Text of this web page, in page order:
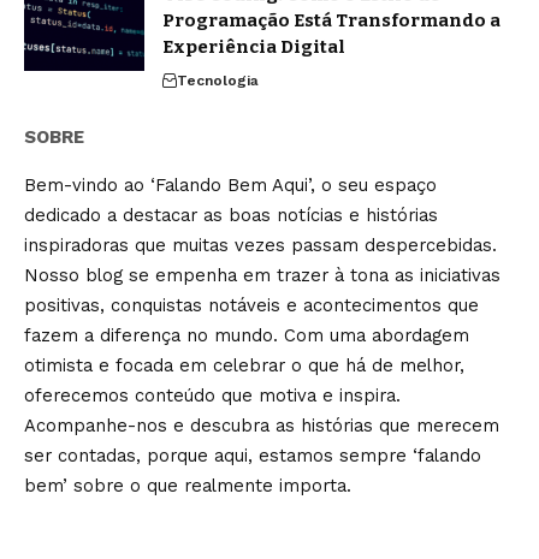
Programação Está Transformando a
Experiência Digital
Tecnologia
SOBRE
Bem-vindo ao ‘Falando Bem Aqui’, o seu espaço
dedicado a destacar as boas notícias e histórias
inspiradoras que muitas vezes passam despercebidas.
Nosso blog se empenha em trazer à tona as iniciativas
positivas, conquistas notáveis e acontecimentos que
fazem a diferença no mundo. Com uma abordagem
otimista e focada em celebrar o que há de melhor,
oferecemos conteúdo que motiva e inspira.
Acompanhe-nos e descubra as histórias que merecem
ser contadas, porque aqui, estamos sempre ‘falando
bem’ sobre o que realmente importa.